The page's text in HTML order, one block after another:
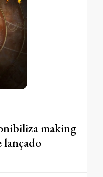
making
lançado